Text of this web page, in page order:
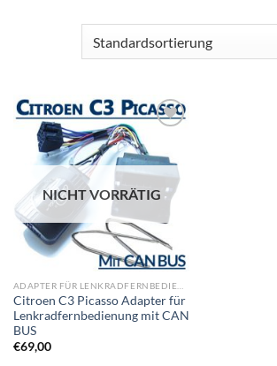
Wunschliste
hinzufügen
NICHT VORRÄTIG
Citroen C3 Picasso Adapter für
Lenkradfernbedienung mit CAN
BUS
€69,00